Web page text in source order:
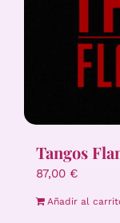
Tangos
87,00 €
Añadir al